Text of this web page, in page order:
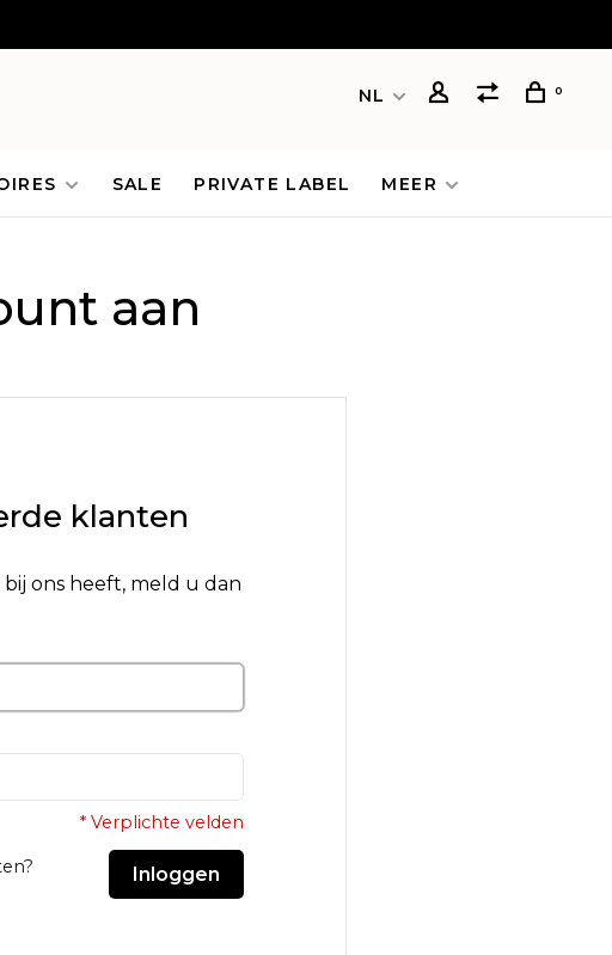
NL 0
SALE PRIVATE LABEL MEER
aan
klanten
ons heeft, meld u dan
* Verplichte velden
Inloggen